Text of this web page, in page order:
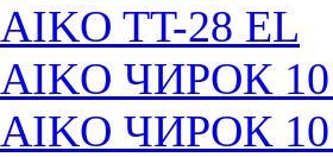
AIKO TT-28 EL
AIKO ЧИРОК
AIKO ЧИРОК